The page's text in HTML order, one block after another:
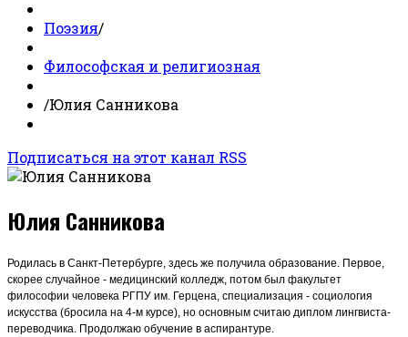
Поэзия/
Философская и религиозная
/Юлия Санникова
Подписаться на этот канал RSS
Юлия Санникова
Родилась в Санкт-Петербурге, здесь же получила образование. Первое,
скорее случайное - медицинский колледж, потом был факультет
философии человека РГПУ им. Герцена, специализация - социология
искусства (бросила на 4-м курсе), но основным считаю диплом лингвиста-
переводчика. Продолжаю обучение в аспирантуре.